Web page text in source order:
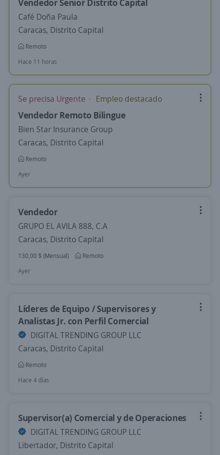
Vendedor Senior Distrito Capital
Café Doña Paula
Caracas, Distrito Capital
Remoto
Hace 11 horas
Se precisa Urgente Empleo destacado
Vendedor Remoto Bilingue
Bien Star Insurance Group
Caracas, Distrito Capital
Remoto
Ayer
Vendedor
GRUPO EL AVILA 888, C.A
Caracas, Distrito Capital
130,00 $ (Mensual)
Remoto
Ayer
Líderes de Equipo / Supervisores y
Analistas Jr. con Perfil Comercial
DIGITAL TRENDING GROUP LLC
Caracas, Distrito Capital
Remoto
Hace 4 días
Supervisor(a) Comercial y de Operaciones
DIGITAL TRENDING GROUP LLC
Libertador, Distrito Capital